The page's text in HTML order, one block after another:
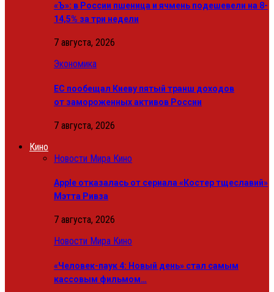
«Ъ»: в России пшеница и ячмень подешевели на 8-
14,5% за три недели
7 августа, 2026
Экономика
ЕС пообещал Киеву пятый транш доходов
от замороженных активов России
7 августа, 2026
Кино
Новости Мира Кино
Apple отказалась от сериала «Костер тщеславий»
Мэтта Ривза
7 августа, 2026
Новости Мира Кино
«Человек-паук 4: Новый день» стал самым
кассовым фильмом…